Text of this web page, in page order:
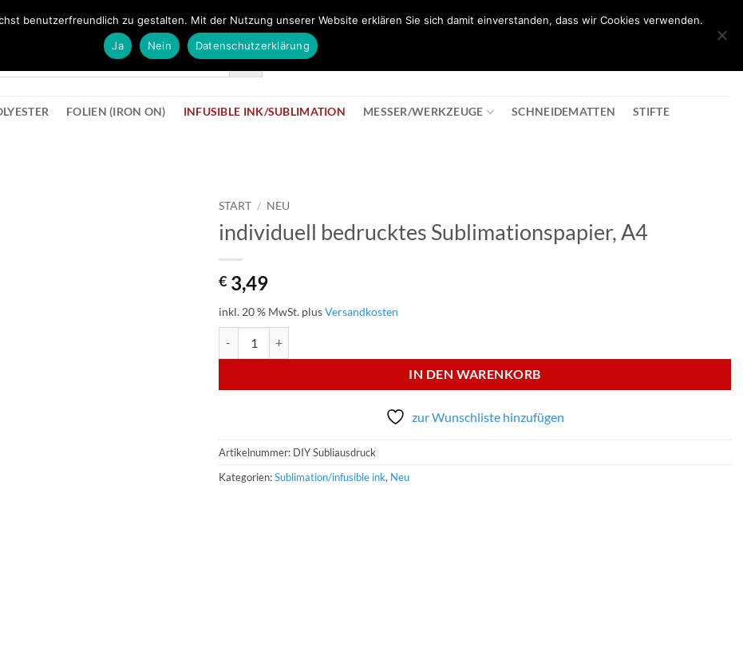
FOLIEN (IRON ON) INFUSIBLE INK/SUBLIMATION MESSER/WERKZEUGE SCHNEIDEMATTEN STIFTE
START / NEU
individuell bedrucktes Sublimationspapier, A4
€ 3,49
inkl. 20 % MwSt. plusVersandkosten
IN DEN WARENKORB
zur Wunschliste hinzufügen
Artikelnummer: DIY Subliausdruck
Kategorien:Sublimation/infusible ink, Neu
benutzerfreundlich zu gestalten. Mit der Nutzung unserer Website erklären Sie sich damit einverstanden, dass wir Cookies verwenden.
Ja
Nein Datenschutzerklärung